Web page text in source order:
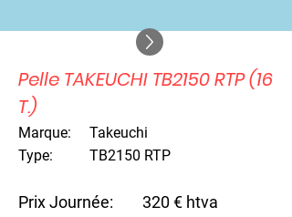
Pelle TAKEUCHI TB2150 RTP (16
T.)
Marque: Takeuchi
Type: TB2150 RTP
Prix Journée: 320 € htva